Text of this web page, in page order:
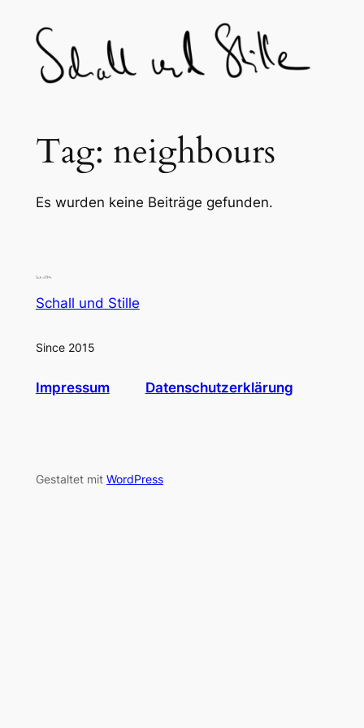
content
Tag: neighbours
Es wurden keine Beiträge gefunden.
Schall und Stille
Since 2015
Impressum Datenschutzerklärung
Gestaltet mit WordPress